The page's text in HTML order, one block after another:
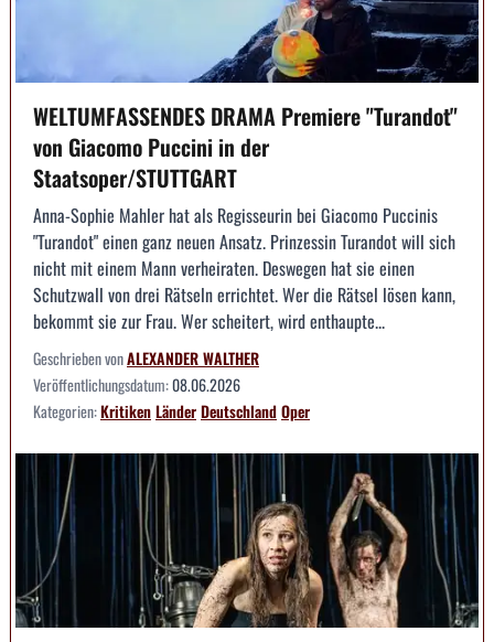
WELTUMFASSENDES DRAMA Premiere "Turandot"
von Giacomo Puccini in der
Staatsoper/STUTTGART
Anna-Sophie Mahler hat als Regisseurin bei Giacomo Puccinis
"Turandot" einen ganz neuen Ansatz. Prinzessin Turandot will sich
nicht mit einem Mann verheiraten. Deswegen hat sie einen
Schutzwall von drei Rätseln errichtet. Wer die Rätsel lösen kann,
bekommt sie zur Frau. Wer scheitert, wird enthaupte...
Geschrieben vonALEXANDER WALTHER
Veröffentlichungsdatum:08.06.2026
Kategorien:KritikenLänderDeutschlandOper